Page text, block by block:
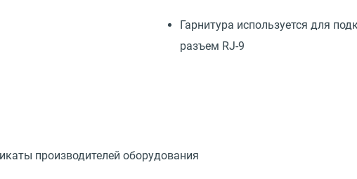
Гарнитура используется для
разъем RJ-9
производителей оборудования